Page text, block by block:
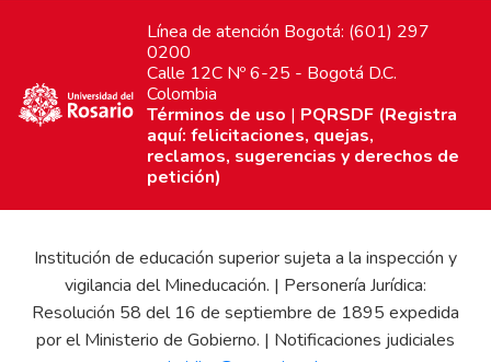
Línea de atención Bogotá: (601) 297
0200
Calle 12C Nº 6-25 - Bogotá D.C.
Colombia
Términos de uso | PQRSDF (Registra
aquí: felicitaciones, quejas,
reclamos, sugerencias y derechos de
petición)
Institución de educación superior sujeta a la inspección y
vigilancia del Mineducación. | Personería Jurídica:
Resolución 58 del 16 de septiembre de 1895 expedida
por el Ministerio de Gobierno. | Notificaciones judiciales